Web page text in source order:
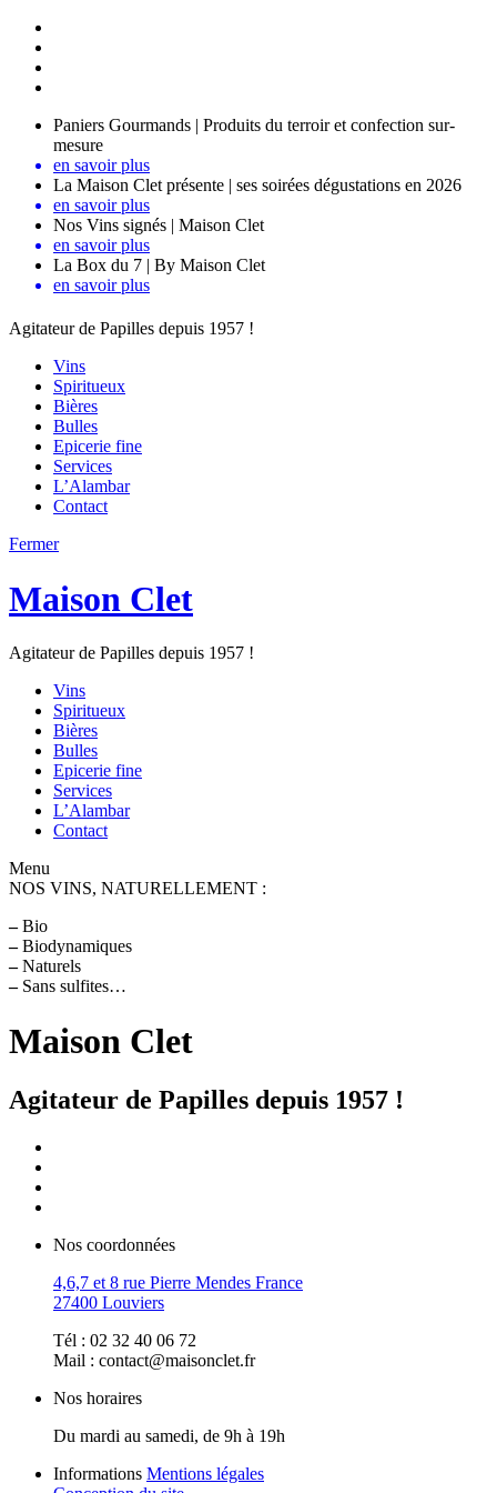
Paniers Gourmands | Produits du terroir et confection sur-
mesure
en savoir plus
La Maison Clet présente | ses soirées dégustations en 2026
en savoir plus
Nos Vins signés | Maison Clet
en savoir plus
La Box du 7 | By Maison Clet
en savoir plus
Agitateur de Papilles depuis 1957 !
Vins
Spiritueux
Bières
Bulles
Epicerie fine
Services
L’Alambar
Contact
Fermer
Maison Clet
Agitateur de Papilles depuis 1957 !
Vins
Spiritueux
Bières
Bulles
Epicerie fine
Services
L’Alambar
Contact
Menu
NOS VINS, NATURELLEMENT :
–Bio
–Biodynamiques
–Naturels
–Sans sulfites…
Maison Clet
Agitateur de Papilles depuis 1957 !
Nos coordonnées
4,6,7 et 8 rue Pierre Mendes France
27400 Louviers
Tél : 02 32 40 06 72
Mail : contact@maisonclet.fr
Nos horaires
Du mardi au samedi, de 9h à 19h
Informations Mentions légales